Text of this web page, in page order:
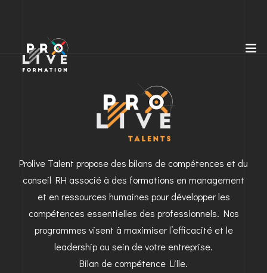
Prolive Talent propose des bilans de compétences et du
conseil RH associé à des formations en management
et en ressources humaines pour développer les
compétences essentielles des professionnels. Nos
programmes visent à maximiser l’efficacité et le
leadership au sein de votre entreprise.
Bilan de compétence Lille.